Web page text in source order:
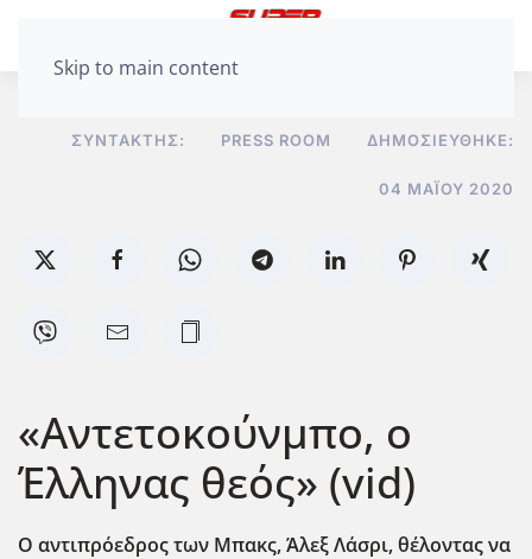
Skip to main content
ΣΥΝΤΆΚΤΗΣ: PRESS ROOM ΔΗΜΟΣΙΕΎΘΗΚΕ:
04 ΜΑΪ́ΟΥ 2020
«Αντετοκούνμπο, ο
Έλληνας θεός» (vid)
Ο αντιπρόεδρος των Μπακς, Άλεξ Λάσρι, θέλοντας να